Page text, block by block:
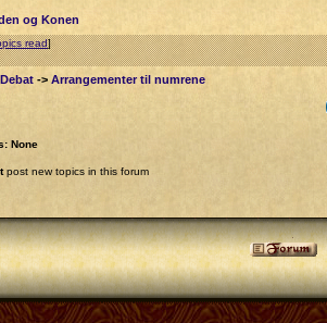
og Konen
read]
-> Arrangementer til numrene
None
post new topics in this forum